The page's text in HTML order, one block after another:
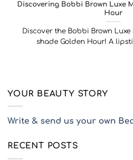
Discovering Bobbi Brown Luxe
Hour
Discover the Bobbi Brown
shade Golden Hour! A
YOUR BEAUTY STORY
Write & send us your own
RECENT POSTS